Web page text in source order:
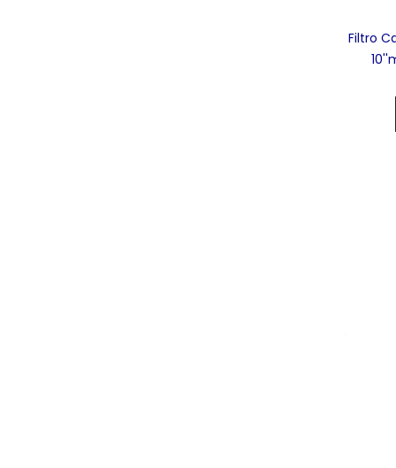
Filtro